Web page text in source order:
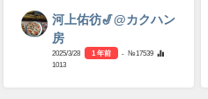
河上佑彷🎷@カクハン
房
2025/3/28 1 年前
- №17539
1013